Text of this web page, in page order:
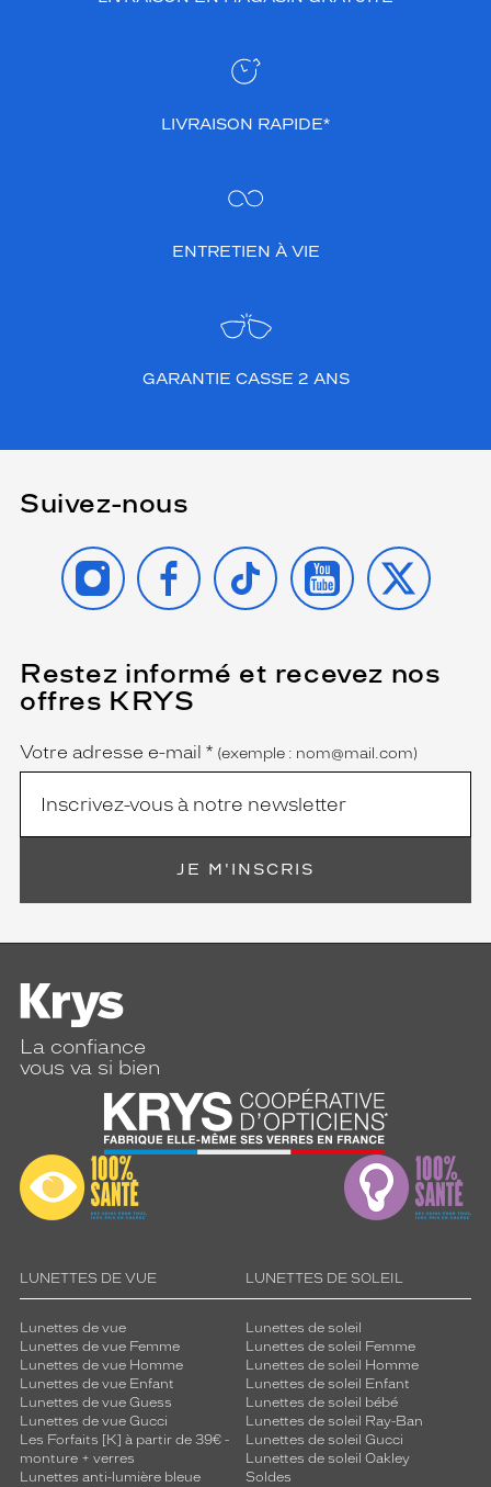
LIVRAISON RAPIDE*
ENTRETIEN À VIE
GARANTIE CASSE 2 ANS
Suivez-nous
INSTAGRAMFACEBOOK
TIKTOK YOUTUBE
X
Restez informé et recevez nos
offres KRYS
Name
Votre adresse e-mail *
(Ce
champ
est
(exemple : nom@mail.com)
JE M'INSCRIS
La confiance
vous va si bien
LUNETTES DE VUE
Lunettes de vue
Lunettes de vue Femme
Lunettes de vue Homme
Lunettes de vue Enfant
Lunettes de vue Guess
Lunettes de vue Gucci
Les Forfaits [K] à partir de 39€ -
monture + verres
Lunettes anti-lumière bleue
LUNETTES DE SOLEIL
Lunettes de soleil
Lunettes de soleil Femme
Lunettes de soleil Homme
Lunettes de soleil Enfant
Lunettes de soleil bébé
Lunettes de soleil Ray-Ban
Lunettes de soleil Gucci
Lunettes de soleil Oakley
Soldes